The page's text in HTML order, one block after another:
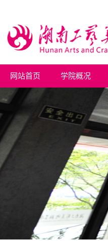
网站首页 学院概况